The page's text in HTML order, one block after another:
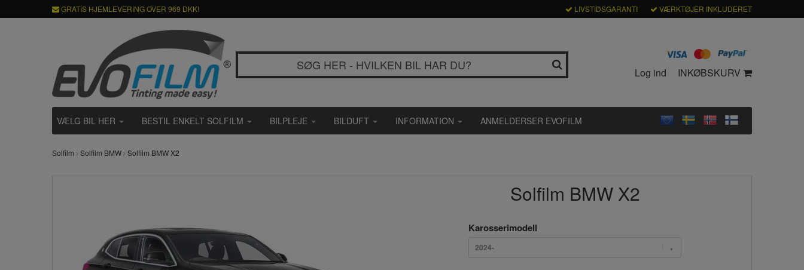
GRATIS HJEMLEVERING OVER 969 DKK! LIVSTIDSGARANTI VÆRKTØJER INKLUDERET
Log ind INKØBSKURV
VÆLG BIL HER BESTIL ENKELT SOLFILM BILPLEJE BILDUFT INFORMATION ANMELDERSER EVOFILM
Solfilm Solfilm BMW Solfilm BMW X2
Solfilm BMW X2
Karosserimodell
2024-